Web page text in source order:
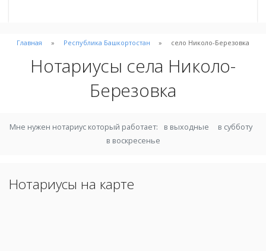
Главная Республика Башкортостан село Николо-Березовка
Нотариусы села Николо-
Березовка
Мне нужен нотариус который работает: в выходные
в субботу
в воскресенье
Нотариусы на карте